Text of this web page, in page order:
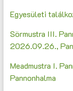
Egyesületi
Sörmustra III.
2026.09.26.,
Meadmustra I.
Pannonhalma